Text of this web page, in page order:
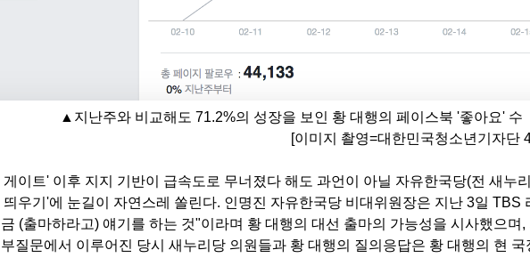
▲ 지난주와 비교해도 71.2%의 성장을 보인 황 대행의 페이스북 '좋아요' 수
[이미지 촬영=대한민국청소년기자단
게이트' 이후 지지 기반이 급속도로 무너졌다 해도 과언이 아닐 자유한국당(전 새누
띄우기'에 눈길이 자연스레 쏠린다. 인명진 자유한국당 비대위원장은 지난 3일 TBS
(출마하라고) 얘기를 하는 것"이라며 황 대행의 대선 출마의 가능성을 시사했으며,
질문에서 이루어진 당시 새누리당 의원들과 황 대행의 질의응답은 황 대행의 현 국